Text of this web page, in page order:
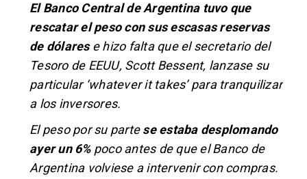
El Banco Central de Argentina tuvo que
rescatar el peso con sus escasas reservas
de dólarese hizo falta que el secretario del
Tesoro de EEUU, Scott Bessent, lanzase su
particular ‘whatever it takes’ para tranquilizar
a los inversores.
El peso por su partese estaba desplomando
ayer un 6%poco antes de que el Banco de
Argentina volviese a intervenir con compras.